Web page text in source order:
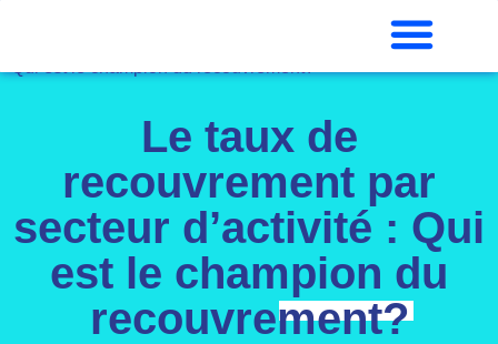
Le taux de recouvrement par secteur d’activité :
Le taux de
recouvrement par
secteur d’activité : Qui
est le champion du
recouvrement?